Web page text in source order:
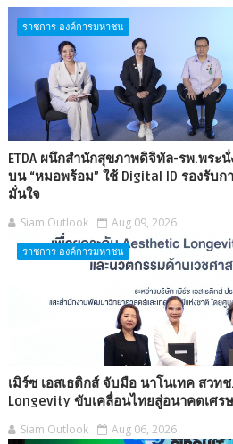
ราชการ องค์การมหาชน
ETDA ผนึกสำนักสุขภาพดิจิทัล-รพ.พระ
บน “หมอพร้อม” ใช้ Digital ID รองรับ
มั่นใจ
Siam Outlook Aug 09, 2026
ราชการ องค์การมหาชน
เมิร์ซ เอสเธติกส์ จับมือ นาโนเทค สวท
Longevity ขับเคลื่อนไทยสู่อนาคตเศร
Siam Outlook Aug 06, 2026